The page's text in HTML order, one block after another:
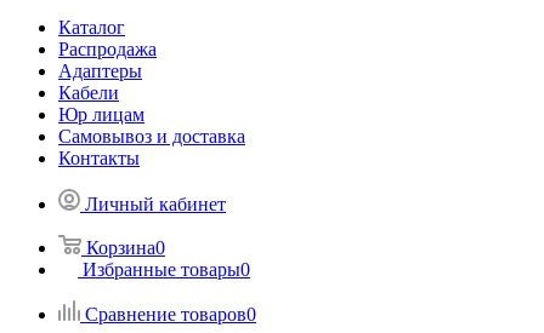
Каталог
Распродажа
Адаптеры
Кабели
Юр лицам
Самовывоз и доставка
Контакты
Личный кабинет
Корзина0
Избранные товары0
Сравнение товаров0